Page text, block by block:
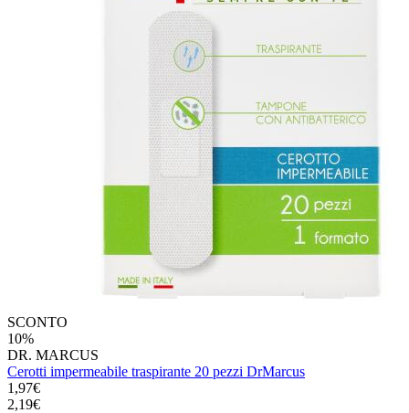
SCONTO
10%
DR. MARCUS
Cerotti impermeabile traspirante 20 pezzi DrMarcus
1,97€
2,19€